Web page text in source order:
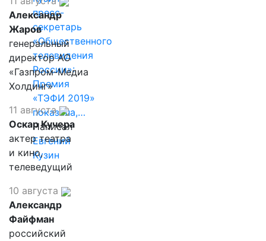
пресс-
секретарь
«Общественного
телевидения
России»:
Премия
«ТЭФИ 2019»
показала,…
Написал
Евгений
Кузин
Александр
Жаров
генеральный
директор АО
«Газпром-Медиа
Холдинг»
11 августа
Оскар Кучера
актер театра
и кино,
телеведущий
10 августа
Александр
Файфман
российский